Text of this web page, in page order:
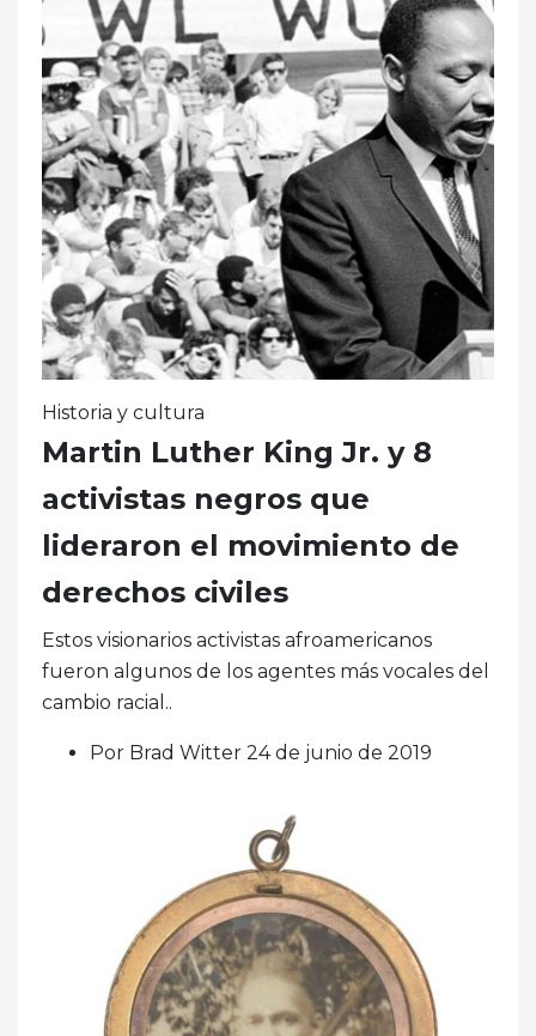
Historia y cultura
Martin Luther King Jr. y 8
activistas negros que
lideraron el movimiento de
derechos civiles
Estos visionarios activistas afroamericanos
fueron algunos de los agentes más vocales del
cambio racial..
Por Brad Witter 24 de junio de 2019